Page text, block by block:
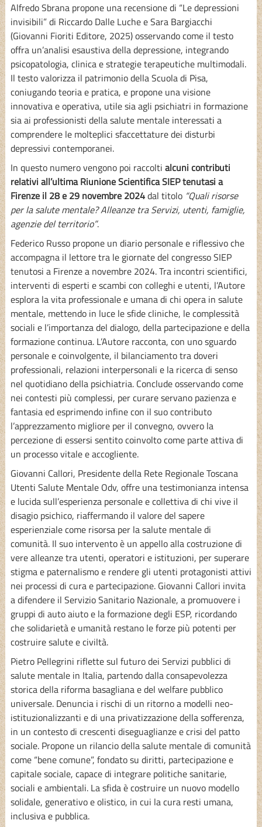
Alfredo Sbrana propone una recensione di “Le depressioni
invisibili” di Riccardo Dalle Luche e Sara Bargiacchi
(Giovanni Fioriti Editore, 2025) osservando come il testo
offra un’analisi esaustiva della depressione, integrando
psicopatologia, clinica e strategie terapeutiche multimodali.
Il testo valorizza il patrimonio della Scuola di Pisa,
coniugando teoria e pratica, e propone una visione
innovativa e operativa, utile sia agli psichiatri in formazione
sia ai professionisti della salute mentale interessati a
comprendere le molteplici sfaccettature dei disturbi
depressivi contemporanei.
In questo numero vengono poi raccolti alcuni contributi
relativi all’ultima Riunione Scientifica SIEP tenutasi a
Firenze il 28 e 29 novembre 2024dal titolo “Quali risorse
per la salute mentale? Alleanze tra Servizi, utenti, famiglie,
agenzie del territorio”.
Federico Russo propone un diario personale e riflessivo che
accompagna il lettore tra le giornate del congresso SIEP
tenutosi a Firenze a novembre 2024. Tra incontri scientifici,
interventi di esperti e scambi con colleghi e utenti, l’Autore
esplora la vita professionale e umana di chi opera in salute
mentale, mettendo in luce le sfide cliniche, le complessità
sociali e l’importanza del dialogo, della partecipazione e della
formazione continua. L’Autore racconta, con uno sguardo
personale e coinvolgente, il bilanciamento tra doveri
professionali, relazioni interpersonali e la ricerca di senso
nel quotidiano della psichiatria. Conclude osservando come
nei contesti più complessi, per curare servano pazienza e
fantasia ed esprimendo infine con il suo contributo
l’apprezzamento migliore per il convegno, ovvero la
percezione di essersi sentito coinvolto come parte attiva di
un processo vitale e accogliente.
Giovanni Callori, Presidente della Rete Regionale Toscana
Utenti Salute Mentale Odv, offre una testimonianza intensa
e lucida sull’esperienza personale e collettiva di chi vive il
disagio psichico, riaffermando il valore del sapere
esperienziale come risorsa per la salute mentale di
comunità. Il suo intervento è un appello alla costruzione di
vere alleanze tra utenti, operatori e istituzioni, per superare
stigma e paternalismo e rendere gli utenti protagonisti attivi
nei processi di cura e partecipazione. Giovanni Callori invita
a difendere il Servizio Sanitario Nazionale, a promuovere i
gruppi di auto aiuto e la formazione degli ESP, ricordando
che solidarietà e umanità restano le forze più potenti per
costruire salute e civiltà.
Pietro Pellegrini riflette sul futuro dei Servizi pubblici di
salute mentale in Italia, partendo dalla consapevolezza
storica della riforma basagliana e del welfare pubblico
universale. Denuncia i rischi di un ritorno a modelli neo-
istituzionalizzanti e di una privatizzazione della sofferenza,
in un contesto di crescenti diseguaglianze e crisi del patto
sociale. Propone un rilancio della salute mentale di comunità
come “bene comune”, fondato su diritti, partecipazione e
capitale sociale, capace di integrare politiche sanitarie,
sociali e ambientali. La sfida è costruire un nuovo modello
solidale, generativo e olistico, in cui la cura resti umana,
inclusiva e pubblica.